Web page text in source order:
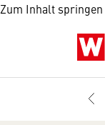
Zum Inhalt springen